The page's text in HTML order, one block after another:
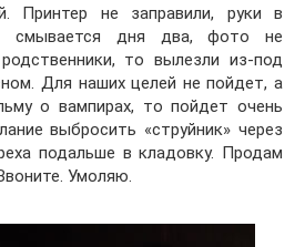
Принтер не заправили, руки в
смывается дня два, фото не
то вылезли из-под
Для наших целей не пойдет, а
о вампирах, то пойдет очень
выбросить «струйник» через
подальше в кладовку. Продам
Умоляю.